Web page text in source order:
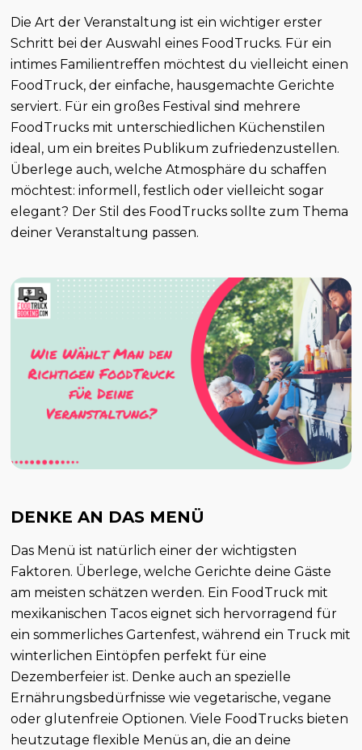
Die Art der Veranstaltung ist ein wichtiger erster
Schritt bei der Auswahl eines FoodTrucks. Für ein
intimes Familientreffen möchtest du vielleicht einen
FoodTruck, der einfache, hausgemachte Gerichte
serviert. Für ein großes Festival sind mehrere
FoodTrucks mit unterschiedlichen Küchenstilen
ideal, um ein breites Publikum zufriedenzustellen.
Überlege auch, welche Atmosphäre du schaffen
möchtest: informell, festlich oder vielleicht sogar
elegant? Der Stil des FoodTrucks sollte zum Thema
deiner Veranstaltung passen.
DENKE AN DAS MENÜ
Das Menü ist natürlich einer der wichtigsten
Faktoren. Überlege, welche Gerichte deine Gäste
am meisten schätzen werden. Ein FoodTruck mit
mexikanischen Tacos eignet sich hervorragend für
ein sommerliches Gartenfest, während ein Truck mit
winterlichen Eintöpfen perfekt für eine
Dezemberfeier ist. Denke auch an spezielle
Ernährungsbedürfnisse wie vegetarische, vegane
oder glutenfreie Optionen. Viele FoodTrucks bieten
heutzutage flexible Menüs an, die an deine